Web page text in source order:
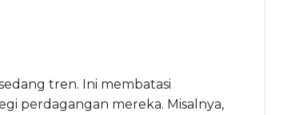
tren. Ini membatasi
perdagangan mereka. Misalnya,